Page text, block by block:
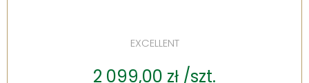
EXCELLENT
2 099,00 zł /szt.